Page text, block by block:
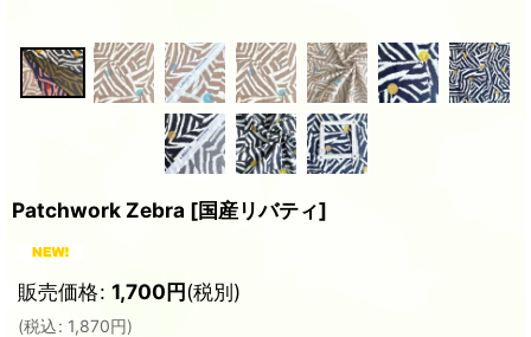
Patchwork Zebra [国産リバティ]
販売価格: 1,700円(税別)
(税込: 1,870円)